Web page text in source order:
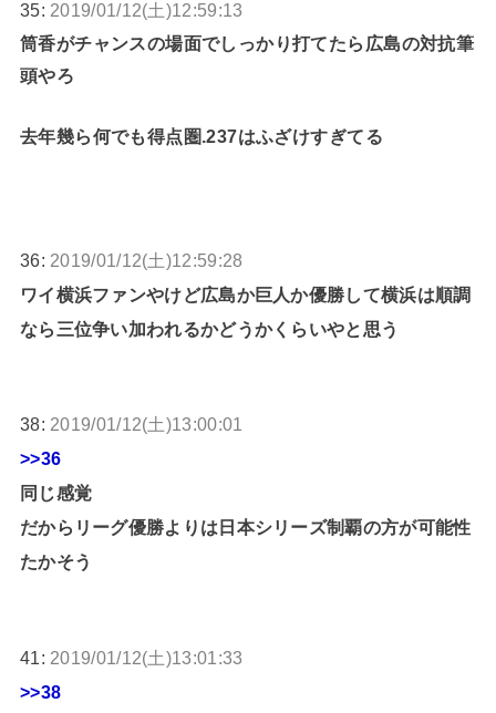
35: 2019/01/12(土)12:59:13
筒香がチャンスの場面でしっかり打てたら広島の対抗筆
頭やろ
去年幾ら何でも得点圏.237はふざけすぎてる
36: 2019/01/12(土)12:59:28
ワイ横浜ファンやけど広島か巨人か優勝して横浜は順調
なら三位争い加われるかどうかくらいやと思う
38: 2019/01/12(土)13:00:01
>>36
同じ感覚
だからリーグ優勝よりは日本シリーズ制覇の方が可能性
たかそう
41: 2019/01/12(土)13:01:33
>>38